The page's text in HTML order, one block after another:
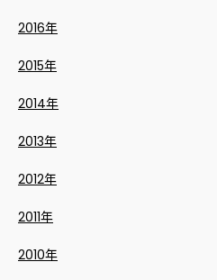
2016年
2015年
2014年
2013年
2012年
2011年
2010年